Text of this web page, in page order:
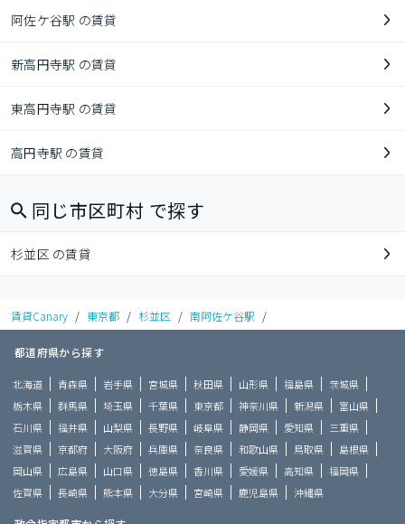
阿佐ケ谷駅 の賃貸
新高円寺駅 の賃貸
東高円寺駅 の賃貸
高円寺駅 の賃貸
同じ市区町村 で探す
杉並区 の賃貸
賃貸Canary / 東京都 / 杉並区 / 南阿佐ケ谷駅 /
都道府県から探す
北海道 青森県 岩手県 宮城県 秋田県 山形県 福島県
茨城県
栃木県
群馬県 埼玉県 千葉県 東京都 神奈川県 新潟県
富山県
石川県
福井県 山梨県 長野県 岐阜県 静岡県 愛知県
三重県
滋賀県
京都府 大阪府 兵庫県 奈良県 和歌山県 鳥取県
島根県
岡山県
広島県 山口県 徳島県 香川県 愛媛県 高知県
福岡県
佐賀県
長崎県 熊本県 大分県 宮崎県 鹿児島県 沖縄県